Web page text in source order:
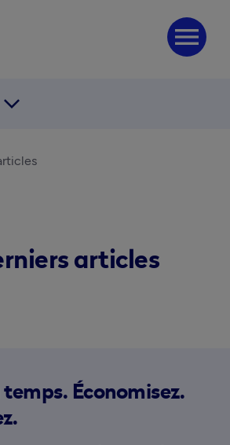
menu
arrow_forward_ios
articles
Économisez.